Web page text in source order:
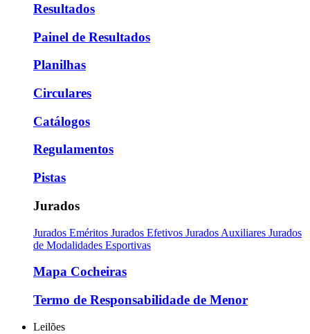
Resultados
Painel de Resultados
Planilhas
Circulares
Catálogos
Regulamentos
Pistas
Jurados
Jurados Eméritos Jurados Efetivos Jurados Auxiliares Jurados
de Modalidades Esportivas
Mapa Cocheiras
Termo de Responsabilidade de Menor
Leilões